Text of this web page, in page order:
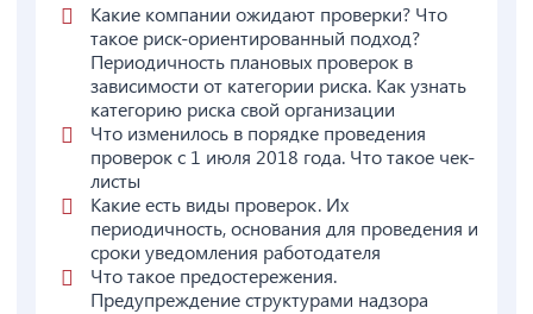
Какие компании ожидают проверки? Что
такое риск-ориентированный подход?
Периодичность плановых проверок в
зависимости от категории риска. Как узнать
категорию риска свой организации
Что изменилось в порядке проведения
проверок с 1 июля 2018 года. Что такое чек-
листы
Какие есть виды проверок. Их
периодичность, основания для проведения и
сроки уведомления работодателя
Что такое предостережения.
Предупреждение структурами надзора